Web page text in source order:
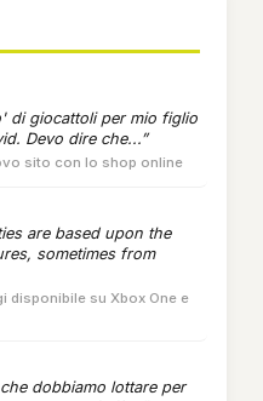
di giocattoli per mio figlio
Devo dire che...”
sito con lo shop online
are based upon the
sometimes from
disponibile su Xbox One e
dobbiamo lottare per